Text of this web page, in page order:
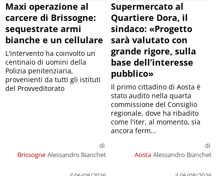
Maxi operazione al
carcere di Brissogne:
sequestrate armi
bianche e un cellulare
Brissogne
di
Alessandro Bianchet
L'intervento ha coinvolto un
centinaio di uomini della
Polizia penitenziaria,
provenienti da tutti gli istituti
del Provveditorato
Supermercato al
Quartiere Dora, il
sindaco: «Progetto
sarà valutato con
grande rigore, sulla
base dell’interesse
pubblico»
Aosta
di
Alessandro Bianchet
Il primo cittadino di Aosta è
stato audito nella quarta
commissione del Consiglio
regionale, dove ha ribadito
come l'iter, al momento, sia
ancora ferm...